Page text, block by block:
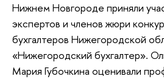
Нижнем Новгороде приняли
экспертов и членов жюри
бухгалтеров Нижегородской
«Нижегородский бухгалтер».
Мария Губочкина оценивали